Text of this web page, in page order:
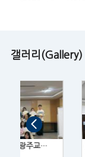
갤러리(Gallery)
(26.7.14.~16.) 광주교육대학교 한국문화 체험 프로그램